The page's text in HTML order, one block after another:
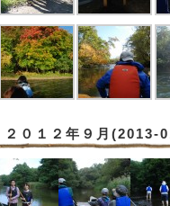
０１２年９月(2013-